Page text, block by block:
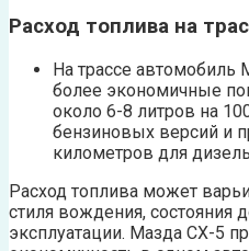
Расход топлива на
На трассе автомобиль
более экономичные
около 6-8 литров на
бензиновых версий и
километров для
Расход топлива может
стиля вождения, состояния
эксплуатации. Мазда СХ-5